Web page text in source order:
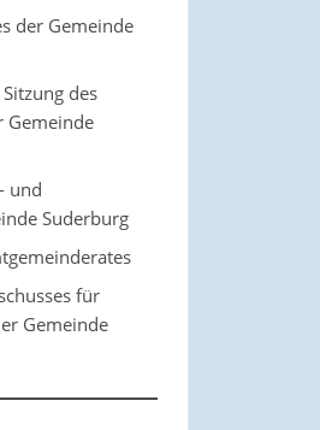
der Gemeinde
des
Gemeinde
und
Suderburg
für
Gemeinde